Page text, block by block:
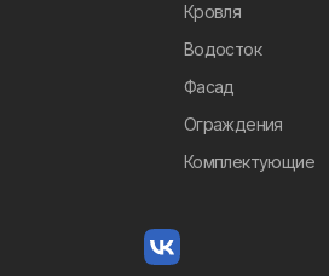
Кровля
Водосток
Фасад
Ограждения
Комплектующие